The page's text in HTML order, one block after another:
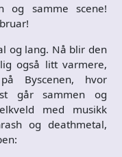
og samme scene!
og lang. Nå blir den
også litt varmere,
Byscenen, hvor
går sammen og
med musikk
og deathmetal,